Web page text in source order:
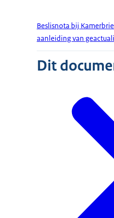
Beslisnota bij
aanleiding van
Dit